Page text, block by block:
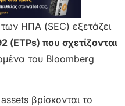
ΗΠΑ (SEC) εξετάζει
(ETPs) που σχετίζονται
του Bloomberg
βρίσκονται το